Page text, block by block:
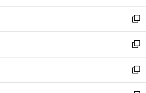
開
く
ウ
で
開
く
ン
ド
ウ
で
開
く
ウ
ィ
ン
ド
ウ
で
開
新
し
い
ウ
ィ
ン
新
し
い
ウ
新
し